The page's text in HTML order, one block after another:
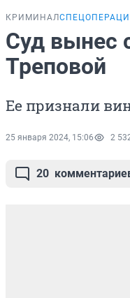
КРИМИНАЛ
Суд вынес
Треповой
Ее признали
25 января 2024, 15:06 2
20